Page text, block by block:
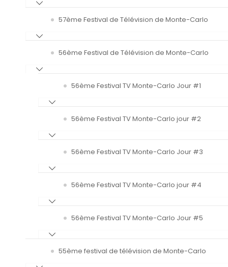
57ème Festival de Télévision de Monte-Carlo
56ème Festival de Télévision de Monte-Carlo
56ème Festival TV Monte-Carlo Jour #1
56ème Festival TV Monte-Carlo jour #2
56ème Festival TV Monte-Carlo Jour #3
56ème Festival TV Monte-Carlo jour #4
56ème Festival TV Monte-Carlo Jour #5
55ème festival de télévision de Monte-Carlo